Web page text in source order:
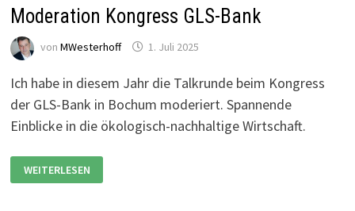
Moderation Kongress GLS-Bank
von MWesterhoff 1. Juli 2025
Ich habe in diesem Jahr die Talkrunde beim Kongress
der GLS-Bank in Bochum moderiert. Spannende
Einblicke in die ökologisch-nachhaltige Wirtschaft.
KONGRESS
GLS-
WEITERLESEN